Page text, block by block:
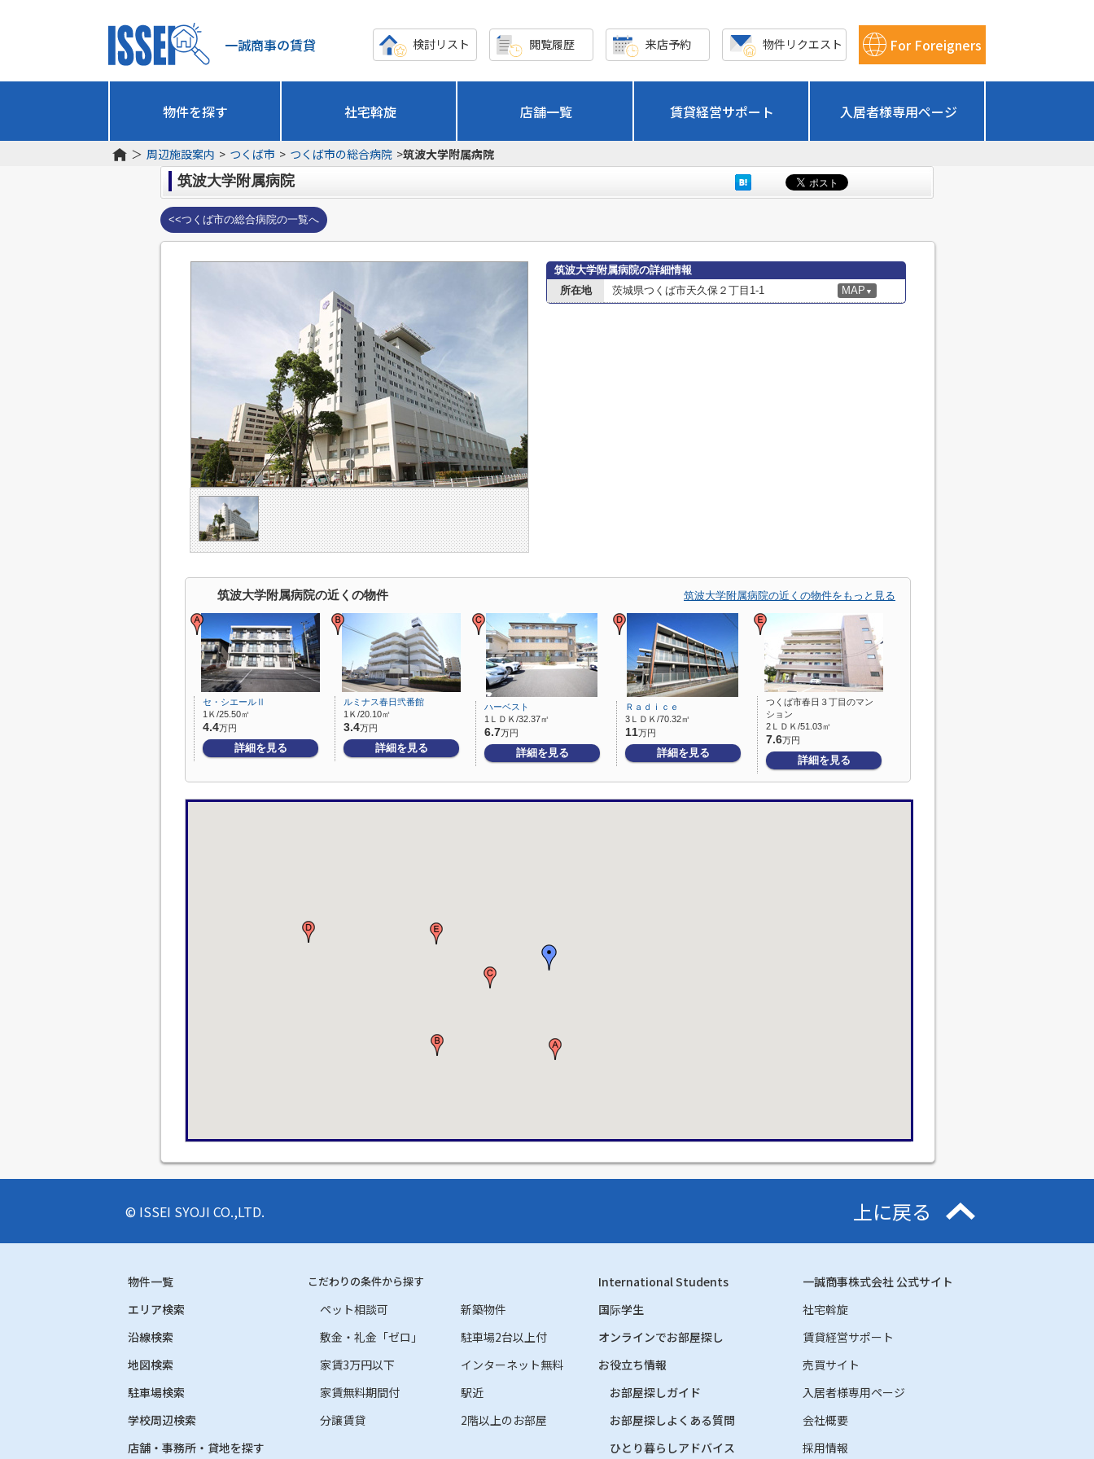
一誠商事の賃貸 検討リスト 閲覧履歴 来店予約 物件リクエスト For Foreigners
物件を探す 社宅斡旋 店舗一覧 賃貸経営サポート 入居者様専用ページ
＞ 周辺施設案内 > つくば市 > つくば市の総合病院 >筑波大学附属病院
筑波大学附属病院
<<つくば市の総合病院の一覧へ
筑波大学附属病院の詳細情報
所在地
茨城県つくば市天久保２丁目1-1 MAP ▼
筑波大学附属病院の近くの物件 筑波大学附属病院の近くの物件をもっと見る
セ・シエールⅡ
1Ｋ/25.50㎡
4.4万円
詳細を見る
ルミナス春日弐番館
1Ｋ/20.10㎡
3.4万円
詳細を見る
ハーベスト
1ＬＤＫ/32.37㎡
6.7万円
詳細を見る
Ｒａｄｉｃｅ
3ＬＤＫ/70.32㎡
11万円
詳細を見る
つくば市春日３丁目のマン
ション
2ＬＤＫ/51.03㎡
7.6万円
詳細を見る
© ISSEI SYOJI CO.,LTD. 上に戻る
物件一覧
エリア検索
沿線検索
地図検索
駐車場検索
学校周辺検索
店舗・事務所・貸地を探す
こだわりの条件から探す
ペット相談可
敷金・礼金「ゼロ」
家賃3万円以下
家賃無料期間付
分譲賃貸
新築物件
駐車場2台以上付
インターネット無料
駅近
2階以上のお部屋
International Students
国际学生
オンラインでお部屋探し
お役立ち情報
お部屋探しガイド
お部屋探しよくある質問
ひとり暮らしアドバイス
一誠商事株式会社 公式サイト
社宅斡旋
賃貸経営サポート
売買サイト
入居者様専用ページ
会社概要
採用情報